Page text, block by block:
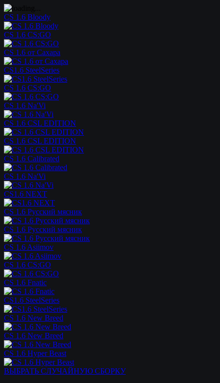
CS 1.6 Bloody
CS 1.6 CS:GO
CS 1.6 от Сахара
CS1.6 SteelSeries
CS 1.6 CS:GO
CS 1.6 Na'Vi
CS 1.6 CSL EDITION
CS 1.6 CSL EDITION
CS 1.6 Calibrated
CS 1.6 Na'Vi
CS1.6 NEXT
CS 1.6 Русский мясник
CS 1.6 Русский мясник
CS 1.6 Asiimov
CS 1.6 CS:GO
CS 1.6 Fnatic
CS1.6 SteelSeries
CS 1.6 New Breed
CS 1.6 New Breed
CS 1.6 Hyper Beast
ВЫБРАТЬ СЛУЧАЙНУЮ СБОРКУ